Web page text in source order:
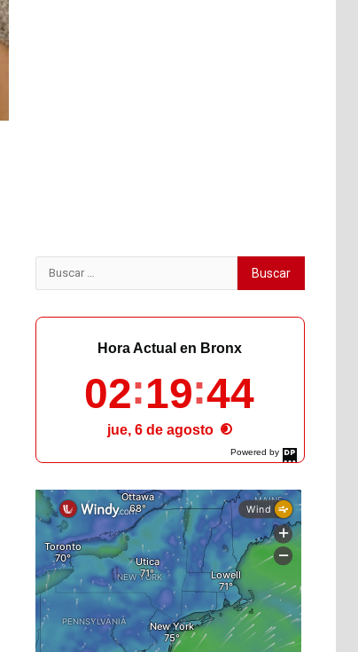
Buscar:
Powered by
DaysPedia.com
Hora Actual en Bronx
02 19 46
jue, 6 de agosto